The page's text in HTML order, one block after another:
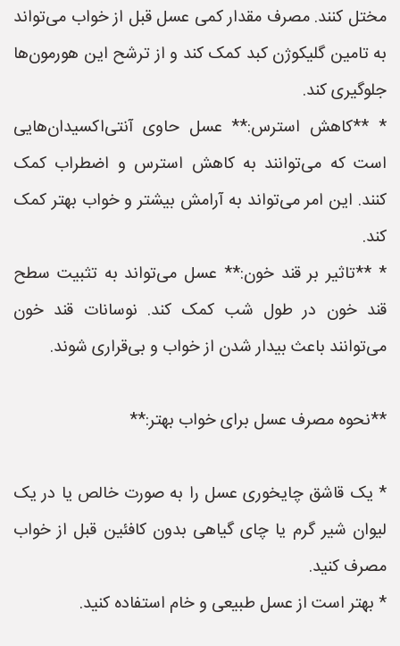
مختل کنند. مصرف مقدار کمی عسل قبل از خواب می‌تواند
به تامین گلیکوژن کبد کمک کند و از ترشح این هورمون‌ها
جلوگیری کند.
* **کاهش استرس:** عسل حاوی آنتی‌اکسیدان‌هایی
است که می‌توانند به کاهش استرس و اضطراب کمک
کنند. این امر می‌تواند به آرامش بیشتر و خواب بهتر کمک
کند.
* **تاثیر بر قند خون:** عسل می‌تواند به تثبیت سطح
قند خون در طول شب کمک کند. نوسانات قند خون
می‌توانند باعث بیدار شدن از خواب و بی‌قراری شوند.
**نحوه مصرف عسل برای خواب بهتر:**
* یک قاشق چایخوری عسل را به صورت خالص یا در یک
لیوان شیر گرم یا چای گیاهی بدون کافئین قبل از خواب
مصرف کنید.
* بهتر است از عسل طبیعی و خام استفاده کنید.